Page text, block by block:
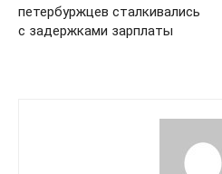
петербуржцев сталкивались
с задержками зарплаты